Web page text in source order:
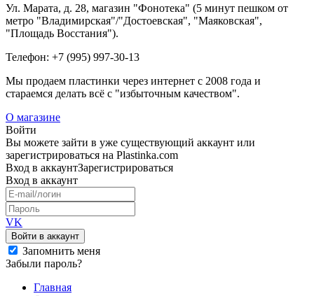
Ул. Марата, д. 28, магазин "Фонотека" (5 минут пешком от
метро "Владимирская"/"Достоевская", "Маяковская",
"Площадь Восстания").
Телефон: +7 (995) 997-30-13
Мы продаем пластинки через интернет c 2008 года и
стараемся делать всё с "избыточным качеством".
О магазине
Войти
Вы можете зайти в уже существующий аккаунт или
зарегистрироваться на Plastinka.com
Вход в аккаунтЗарегистрироваться
Вход в аккаунт
VK
Войти в аккаунт
Запомнить меня
Забыли пароль?
Главная